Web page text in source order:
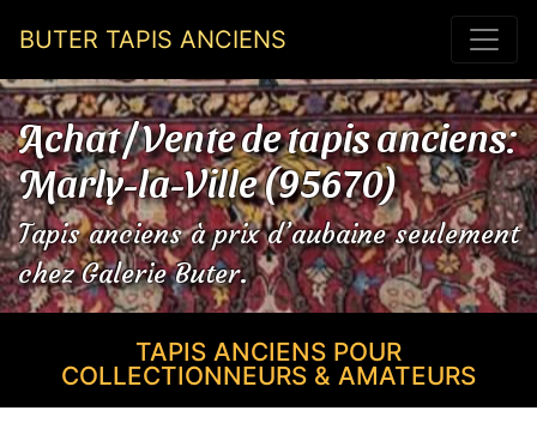
BUTER TAPIS ANCIENS
Achat / Vente de tapis anciens:
Marly-la-Ville (95670)
Tapis anciens à prix d’aubaine seulement
chez Galerie Buter.
TAPIS ANCIENS POUR
COLLECTIONNEURS & AMATEURS